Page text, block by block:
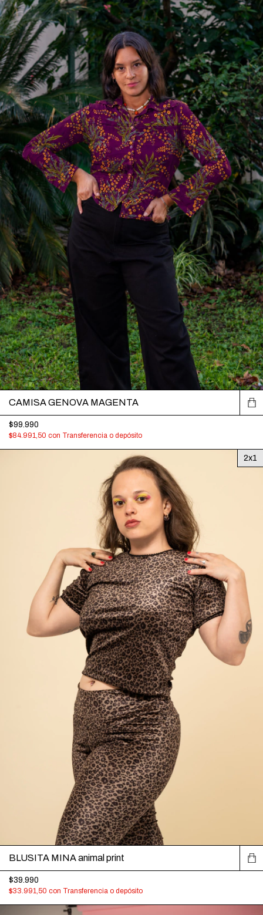
CAMISA GENOVA MAGENTA
$99.990
$84.991,50 con Transferencia o depósito
2x1
BLUSITA MINA animal print
$39.990
$33.991,50 con Transferencia o depósito